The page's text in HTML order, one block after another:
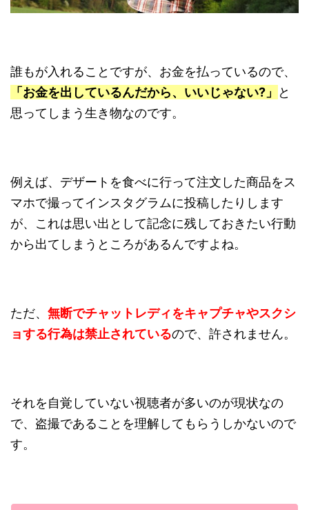
誰もが入れることですが、お金を払っているので、
「お金を出しているんだから、いいじゃない?」
と
思ってしまう生き物なのです。
例えば、デザートを食べに行って注文した商品をス
マホで撮ってインスタグラムに投稿したりします
が、これは思い出として記念に残しておきたい行動
から出てしまうところがあるんですよね。
ただ、 無断でチャットレディをキャプチャやスクシ
ョする行為は禁止されているので、許されません。
それを自覚していない視聴者が多いのが現状なの
で、盗撮であることを理解してもらうしかないので
す。